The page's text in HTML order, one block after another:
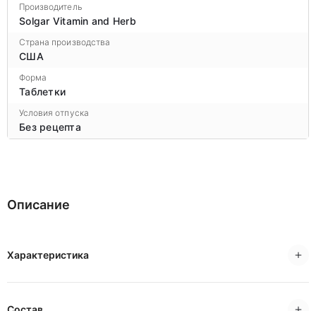
Производитель
Solgar Vitamin and Herb
Страна производства
США
Форма
Таблетки
Условия отпуска
Без рецепта
Описание
Характеристика